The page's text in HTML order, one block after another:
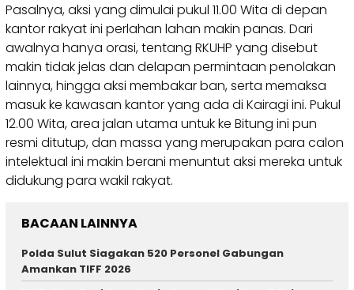
Pasalnya, aksi yang dimulai pukul 11.00 Wita di depan
kantor rakyat ini perlahan lahan makin panas. Dari
awalnya hanya orasi, tentang RKUHP yang disebut
makin tidak jelas dan delapan permintaan penolakan
lainnya, hingga aksi membakar ban, serta memaksa
masuk ke kawasan kantor yang ada di Kairagi ini. Pukul
12.00 Wita, area jalan utama untuk ke Bitung ini pun
resmi ditutup, dan massa yang merupakan para calon
intelektual ini makin berani menuntut aksi mereka untuk
didukung para wakil rakyat.
BACAAN LAINNYA
Polda Sulut Siagakan 520 Personel Gabungan
Amankan TIFF 2026